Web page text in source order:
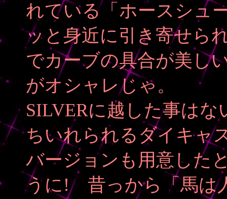
れている「ホースシュ
ッと身近に引き寄せら
でカーブの具合が美し
がオシャレじゃ。
SILVERに越した事は
ちいれられるダイキャ
バージョンも用意した
うに! 昔っから「馬は